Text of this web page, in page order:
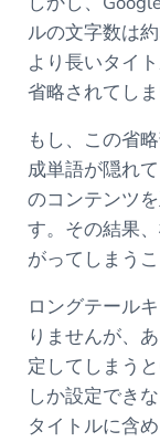
ルの文字数は
より長いタイ
省略されてしま
もし、この省
成単語が隠れ
のコンテンツ
す。その結果
がってしまう
ロングテール
りませんが、
定してしまう
しか設定でき
タイトルに含